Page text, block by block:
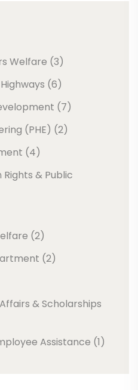
Welfare (3)
(6)
(7)
(PHE) (2)
(4)
& Public
(2)
(2)
& Scholarships
Assistance (1)